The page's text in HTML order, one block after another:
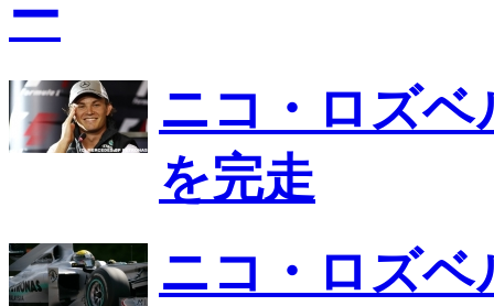
ー
ニコ・ロズ
を完走
ニコ・ロズ